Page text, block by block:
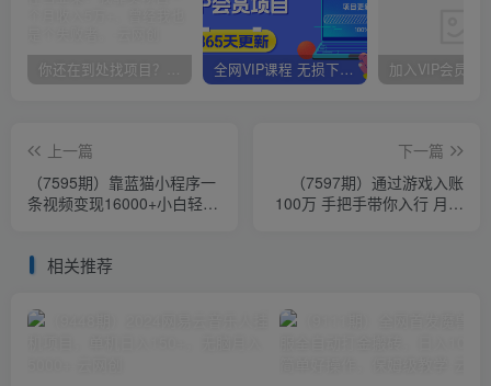
你还在到处找项目？还在当韭菜？我靠卖项目一个月收入5万+，曾经我也是个失败者。 全网VIP课程 无损下载~
上一篇
（7595期）靠蓝猫小程序一
条视频变现16000+小白轻松
下一篇
（7597期）通过游戏入账
100万 手把手带你入行 月入
相关推荐